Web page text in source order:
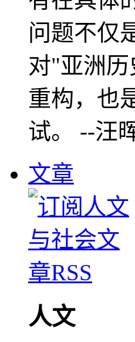
问题不仅
对"亚洲
重构，也
试。 --汪
文章
人文